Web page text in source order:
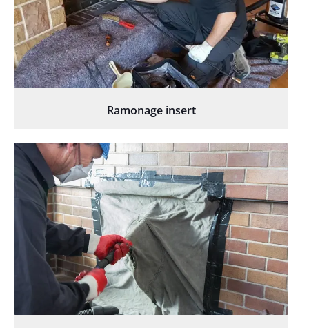
Ramonage insert